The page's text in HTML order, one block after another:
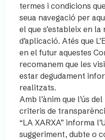
termes i condicions
seua navegació per
el que s’estableix en
d’aplicació. Atés que
en el futur aquestes
recomanem que les
estar degudament
realitzats.
Amb l’ànim que l’ús
criteris de
“LA XARXA” informa
suggeriment, dubte o